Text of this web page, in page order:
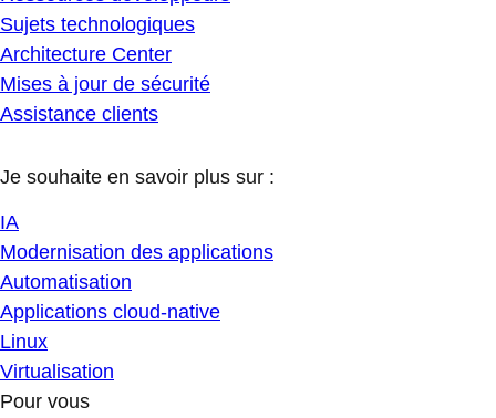
Sujets technologiques
Architecture Center
Mises à jour de sécurité
Assistance clients
Je souhaite en savoir plus sur :
IA
Modernisation des applications
Automatisation
Applications cloud-native
Linux
Virtualisation
Pour vous